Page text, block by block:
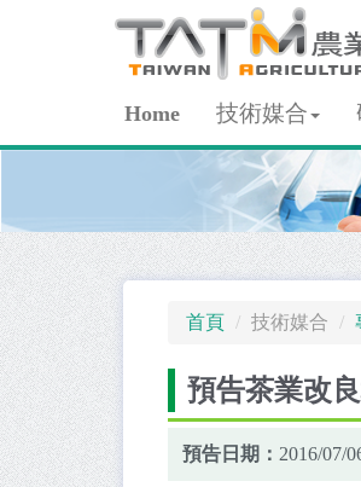
Home 技術媒合
首頁 技術媒合
預告茶業改
預告日期： 2016/07/